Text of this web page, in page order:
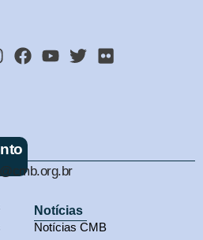
Notícias
Notícias CMB